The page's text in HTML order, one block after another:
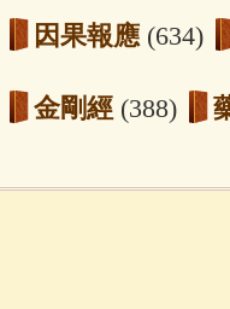
因果報應 (634)
金剛經 (388)
地藏經(225)